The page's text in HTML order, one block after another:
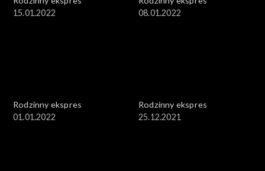
15.01.2022
08.01.2022
Rodzinny ekspres
01.01.2022
Rodzinny ekspres
25.12.2021